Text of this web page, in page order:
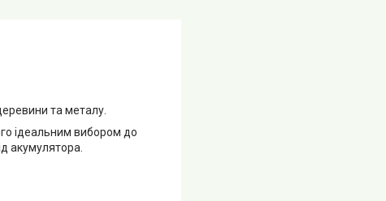
та металу.
ідеальним вибором до
акумулятора.